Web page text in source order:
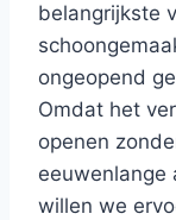
belangrijkste
ongeopend
Omdat het
openen
eeuwenlange
willen we